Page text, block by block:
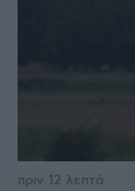
πριν 12 λεπτά